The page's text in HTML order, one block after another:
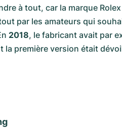
à tout, car la marque
par les amateurs qui
2018, le fabricant avait par
la première version était